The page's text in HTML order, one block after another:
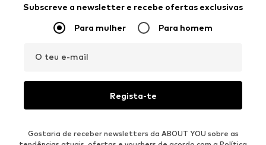
Subscreve a newsletter e recebe ofertas exclusivas
Para mulher Para homem
O teu e-mail
Regista-te
Gostaria de receber newsletters da ABOUT YOU sobre as